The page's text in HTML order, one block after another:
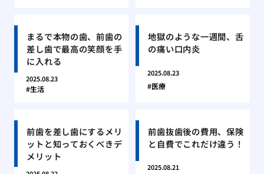
まるで本物の歯、前歯の
差し歯で最高の笑顔を手
に入れる
2025.08.23
生活
地獄のような一週間、舌
の痛い口内炎
2025.08.23
医療
前歯を差し歯にするメリ
ットと知っておくべきデ
メリット
前歯抜歯後の費用、保険
と自費でこれだけ違う！
2025.08.21